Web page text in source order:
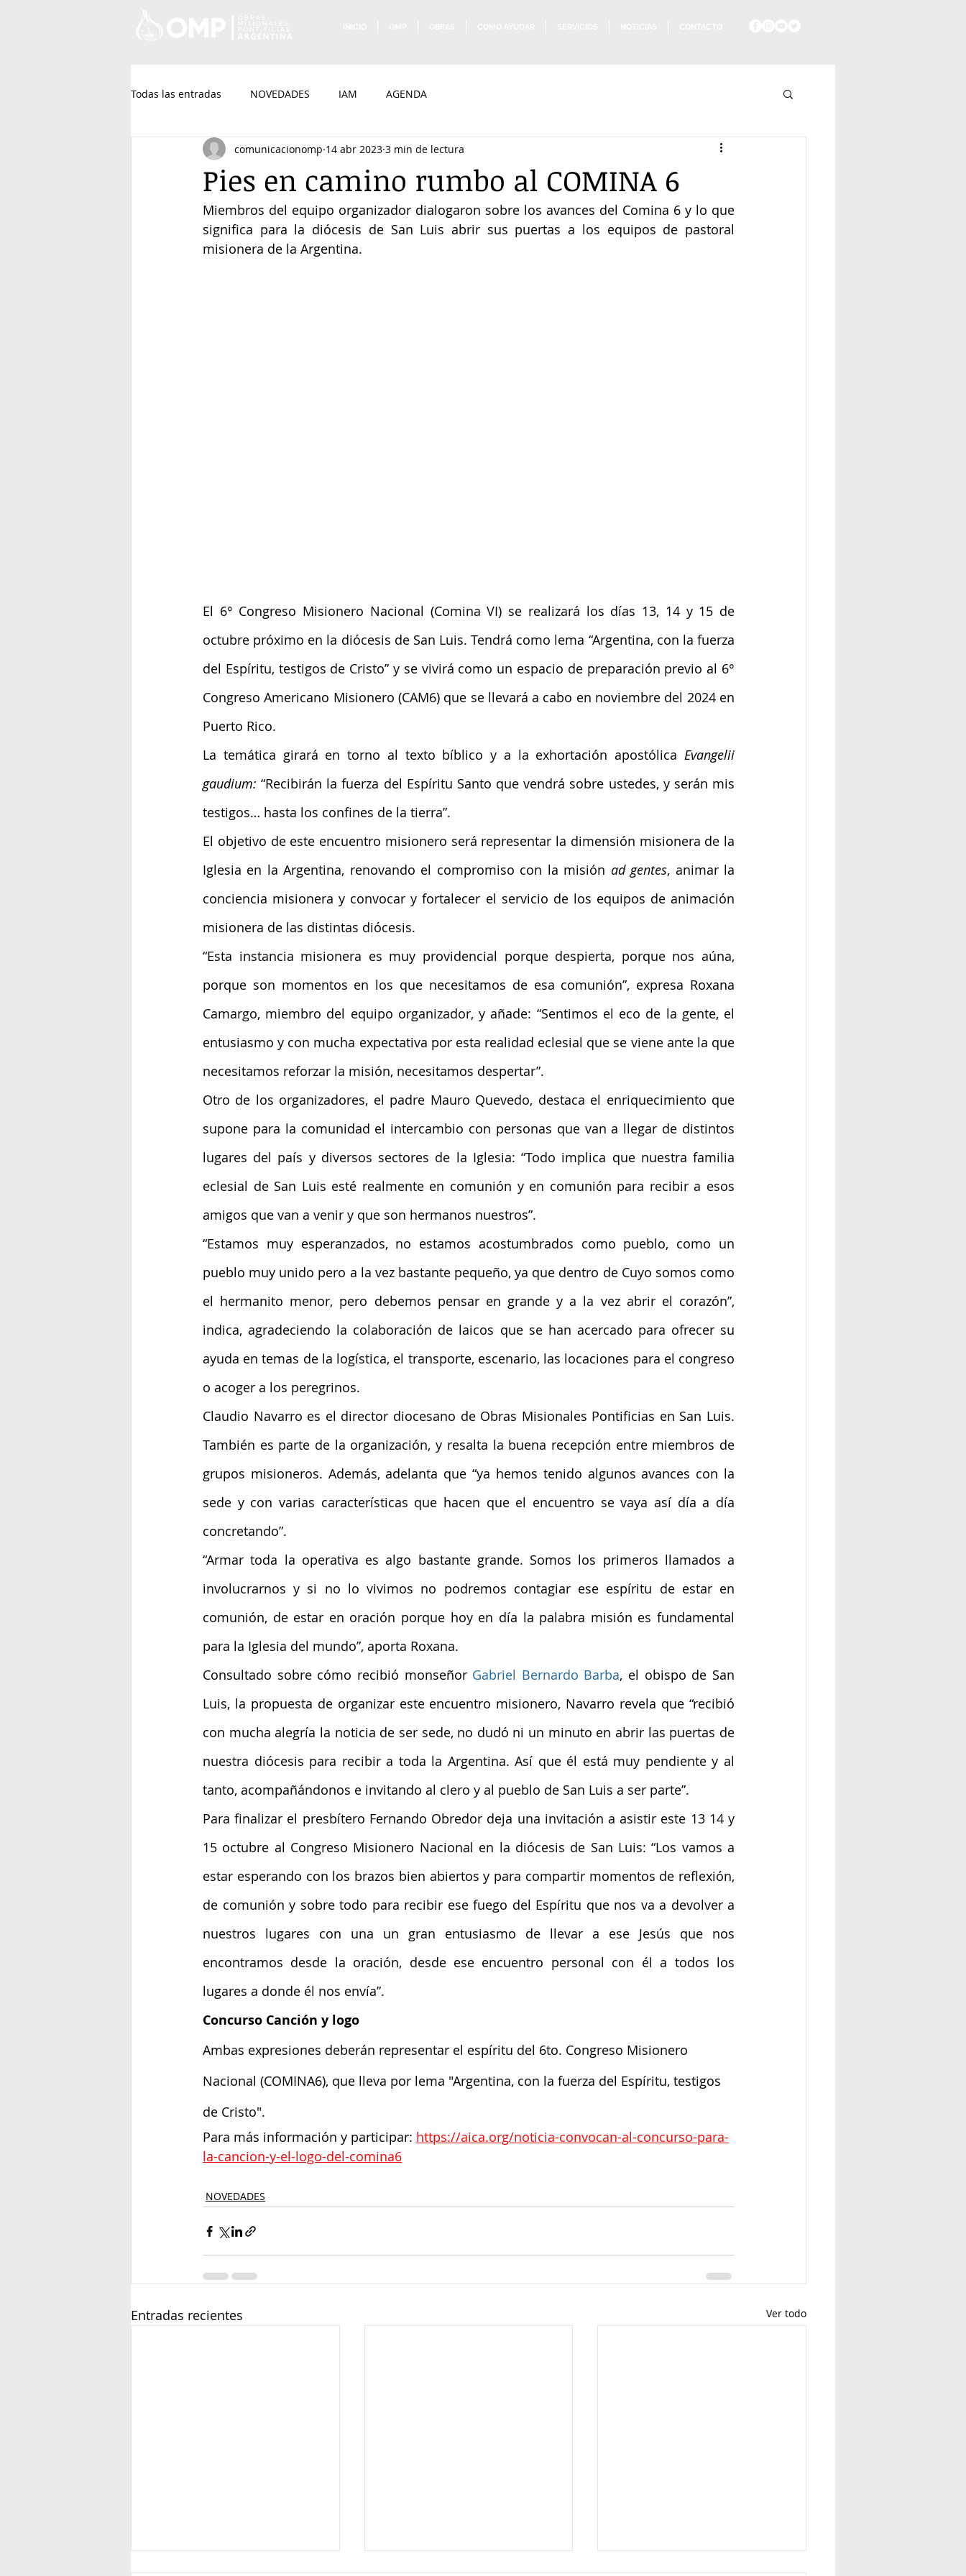
Todas las entradas NOVEDADES IAM AGENDA
Pies en camino rumbo al COMINA 6
comunicacionomp 14 abr 2023 3 min de lectura
Miembros del equipo organizador dialogaron sobre los avances del Comina 6 y lo que
significa para la diócesis de San Luis abrir sus puertas a los equipos de pastoral
misionera de la Argentina.
El 6° Congreso Misionero Nacional (Comina VI) se realizará los días 13, 14 y 15 de
octubre próximo en la diócesis de San Luis. Tendrá como lema “Argentina, con la fuerza
del Espíritu, testigos de Cristo” y se vivirá como un espacio de preparación previo al 6°
Congreso Americano Misionero (CAM6) que se llevará a cabo en noviembre del 2024 en
Puerto Rico.
La temática girará en torno al texto bíblico y a la exhortación apostólica Evangelii
gaudium: “Recibirán la fuerza del Espíritu Santo que vendrá sobre ustedes, y serán mis
testigos… hasta los confines de la tierra”.
El objetivo de este encuentro misionero será representar la dimensión misionera de la
Iglesia en la Argentina, renovando el compromiso con la misión ad gentes, animar la
conciencia misionera y convocar y fortalecer el servicio de los equipos de animación
misionera de las distintas diócesis.
“Esta instancia misionera es muy providencial porque despierta, porque nos aúna,
porque son momentos en los que necesitamos de esa comunión”, expresa Roxana
Camargo, miembro del equipo organizador, y añade: “Sentimos el eco de la gente, el
entusiasmo y con mucha expectativa por esta realidad eclesial que se viene ante la que
necesitamos reforzar la misión, necesitamos despertar”.
Otro de los organizadores, el padre Mauro Quevedo, destaca el enriquecimiento que
supone para la comunidad el intercambio con personas que van a llegar de distintos
lugares del país y diversos sectores de la Iglesia: “Todo implica que nuestra familia
eclesial de San Luis esté realmente en comunión y en comunión para recibir a esos
amigos que van a venir y que son hermanos nuestros”.
“Estamos muy esperanzados, no estamos acostumbrados como pueblo, como un
pueblo muy unido pero a la vez bastante pequeño, ya que dentro de Cuyo somos como
el hermanito menor, pero debemos pensar en grande y a la vez abrir el corazón”,
indica, agradeciendo la colaboración de laicos que se han acercado para ofrecer su
ayuda en temas de la logística, el transporte, escenario, las locaciones para el congreso
o acoger a los peregrinos.
Claudio Navarro es el director diocesano de Obras Misionales Pontificias en San Luis.
También es parte de la organización, y resalta la buena recepción entre miembros de
grupos misioneros. Además, adelanta que “ya hemos tenido algunos avances con la
sede y con varias características que hacen que el encuentro se vaya así día a día
concretando”.
“Armar toda la operativa es algo bastante grande. Somos los primeros llamados a
involucrarnos y si no lo vivimos no podremos contagiar ese espíritu de estar en
comunión, de estar en oración porque hoy en día la palabra misión es fundamental
para la Iglesia del mundo”, aporta Roxana.
Consultado sobre cómo recibió monseñor Gabriel Bernardo Barba, el obispo de San
Luis, la propuesta de organizar este encuentro misionero, Navarro revela que “recibió
con mucha alegría la noticia de ser sede, no dudó ni un minuto en abrir las puertas de
nuestra diócesis para recibir a toda la Argentina. Así que él está muy pendiente y al
tanto, acompañándonos e invitando al clero y al pueblo de San Luis a ser parte”.
Para finalizar el presbítero Fernando Obredor deja una invitación a asistir este 13 14 y
15 octubre al Congreso Misionero Nacional en la diócesis de San Luis: “Los vamos a
estar esperando con los brazos bien abiertos y para compartir momentos de reflexión,
de comunión y sobre todo para recibir ese fuego del Espíritu que nos va a devolver a
nuestros lugares con una un gran entusiasmo de llevar a ese Jesús que nos
encontramos desde la oración, desde ese encuentro personal con él a todos los
lugares a donde él nos envía”.
Concurso Canción y logo
Ambas expresiones deberán representar el espíritu del 6to. Congreso Misionero
Nacional (COMINA6), que lleva por lema "Argentina, con la fuerza del Espíritu, testigos
de Cristo".
Para más información y participar: https://aica.org/noticia-convocan-al-concurso-para-
la-cancion-y-el-logo-del-comina6
NOVEDADES
Entradas recientes Ver todo